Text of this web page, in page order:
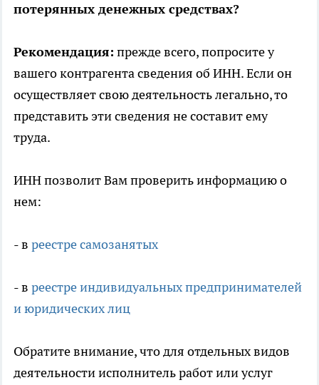
потерянных денежных средствах?
Рекомендация: прежде всего, попросите у
вашего контрагента сведения об ИНН. Если он
осуществляет свою деятельность легально, то
представить эти сведения не составит ему
труда.
ИНН позволит Вам проверить информацию о
нем:
- в реестре самозанятых
- в реестре индивидуальных предпринимателей
и юридических лиц
Обратите внимание, что для отдельных видов
деятельности исполнитель работ или услуг